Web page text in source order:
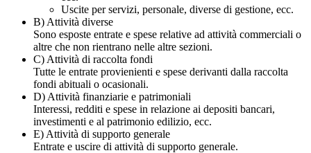
Uscite per servizi, personale, diverse di gestione, ecc.
B) Attività diverse
Sono esposte entrate e spese relative ad attività commerciali o
altre che non rientrano nelle altre sezioni.
C) Attività di raccolta fondi
Tutte le entrate provienienti e spese derivanti dalla raccolta
fondi abituali o ocasionali.
D) Attività finanziarie e patrimoniali
Interessi, redditi e spese in relazione ai depositi bancari,
investimenti e al patrimonio edilizio, ecc.
E) Attività di supporto generale
Entrate e uscire di attività di supporto generale.